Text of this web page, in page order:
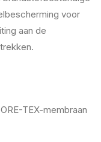
voor
aan de
TEX-membraan